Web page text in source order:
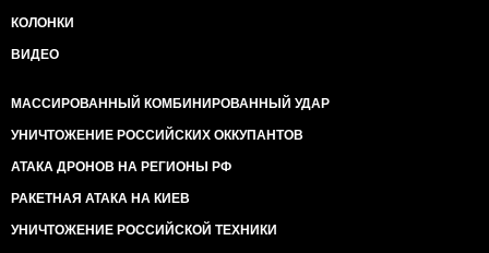
КОЛОНКИ
ВИДЕО
МАССИРОВАННЫЙ КОМБИНИРОВАННЫЙ УДАР
УНИЧТОЖЕНИЕ РОССИЙСКИХ ОККУПАНТОВ
АТАКА ДРОНОВ НА РЕГИОНЫ РФ
РАКЕТНАЯ АТАКА НА КИЕВ
УНИЧТОЖЕНИЕ РОССИЙСКОЙ ТЕХНИКИ